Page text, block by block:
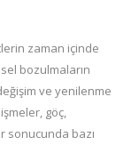
zaman içinde
bozulmaların
ve yenilenme
göç,
sonucunda bazı